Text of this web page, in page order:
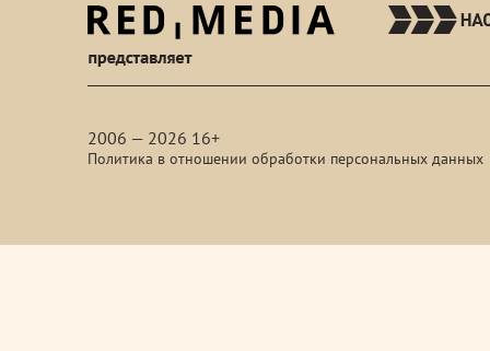
2006 — 2026 16+
Политика в отношении обработки персональных данных